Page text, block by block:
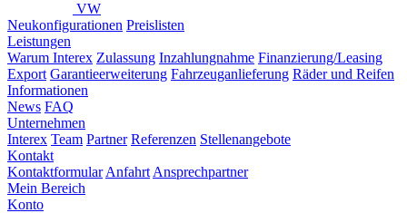
VW
Neukonfigurationen Preislisten
Leistungen
Warum Interex Zulassung Inzahlungnahme Finanzierung/Leasing
Export Garantieerweiterung Fahrzeuganlieferung Räder und Reifen
Informationen
News FAQ
Unternehmen
Interex Team Partner Referenzen Stellenangebote
Kontakt
Kontaktformular Anfahrt Ansprechpartner
Mein Bereich
Konto